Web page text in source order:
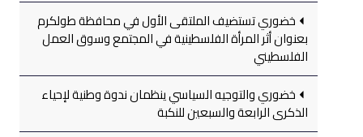
خضوري تستضيف الملتقى الأول في محافظة طولكرم
بعنوان أثر المرأة الفلسطينية في المجتمع وسوق العمل
الفلسطيني
خضوري والتوجيه السياسي ينظمان ندوة وطنية لإحياء
الذكرى الرابعة والسبعين للنكبة